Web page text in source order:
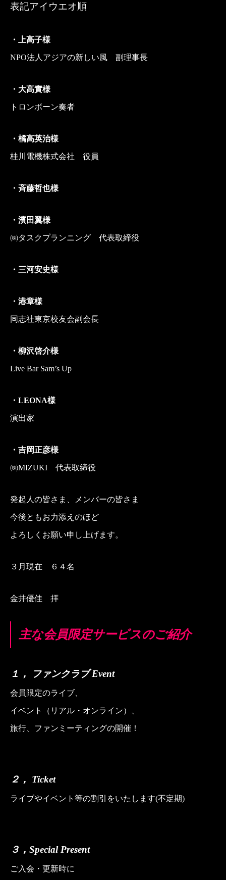
表記アイウエオ順
・上高子様
NPO法人アジアの新しい風 副理事長
・大高實様
トロンボーン奏者
・橘高英治様
桂川電機株式会社 役員
・斉藤哲也様
・濱田翼様
㈱タスクプランニング 代表取締役
・三河安史様
・港章様
同志社東京校友会副会長
・柳沢啓介様
Live Bar Sam’s Up
・LEONA様
演出家
・吉岡正彦様
㈱MIZUKI 代表取締役
発起人の皆さま、メンバーの皆さま
今後ともお力添えのほど
よろしくお願い申し上げます。
３月現在 ６４名
金井優佳 拝
主な会員限定サービスのご紹介
１， ファンクラブEvent
会員限定のライブ、
イベント（リアル・オンライン）、
旅行、ファンミーティングの開催！
２， Ticket
ライブやイベント等の割引をいたします(不定期)
３ ， Special Present
ご入会・更新時に